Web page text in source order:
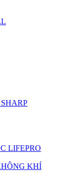
LIFEPRO
KHÍ